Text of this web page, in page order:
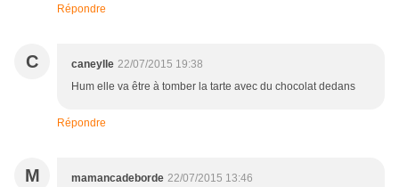
Répondre
C caneylle 22/07/2015 19:38
Hum elle va être à tomber la tarte avec du chocolat dedans
Répondre
M mamancadeborde 22/07/2015 13:46